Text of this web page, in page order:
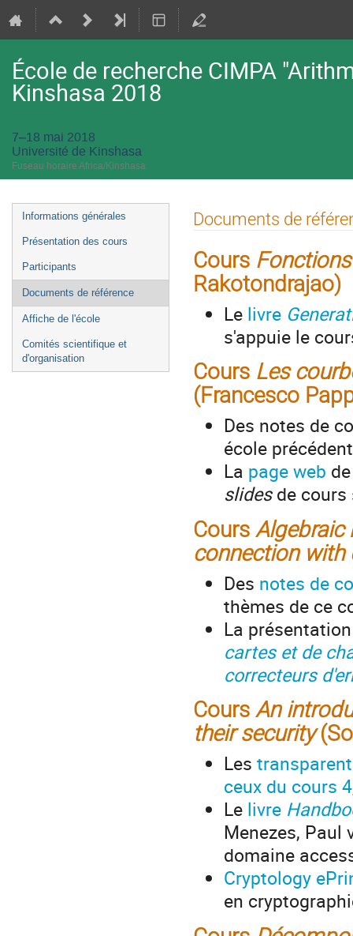
École de recherche CIMPA
Kinshasa 2018
7–18 mai 2018
Université de Kinshasa
Fuseau horaire Africa/Kinshasa
Menu
de
Informations générales
Présentation des cours
Participants
Documents de référence
Affiche de l'école
Comités scientifique et
d'organisation
Documents de
Cours
Rakotondrajao)
Le livre
s'appuie le
Cours Les
(Francesco
Des notes de
école
La page web
slidesde cours
Cours Algebraic
connection
Des notes de
thèmes de ce
La
cartes et de
correcteurs
Cours An
their security
Les
ceux du cours 4
Le livre
Menezes, Paul
domaine
Cryptology
en